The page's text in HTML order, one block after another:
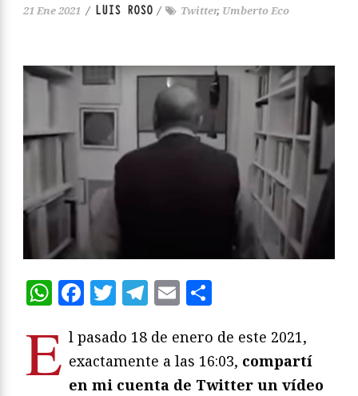
21 Ene 2021 / LUIS ROSO / Twitter, Umberto Eco
WhatsApp
Facebook
Twitter
Telegram
Email
E l pasado 18 de enero de este 2021,
exactamente a las 16:03, compartí
en mi cuenta de Twitter un vídeo